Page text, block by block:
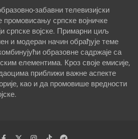
забавни телевизијски
промовисању српске војничке
српске војске. Примарни циљ
и модеран начин обрађује теме
образовне садржаје са
елементима. Кроз своје емисије,
приближи важне аспекте
као и да промовише вредности